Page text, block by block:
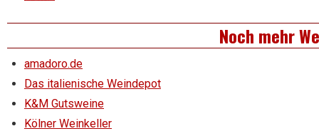
Noch mehr
amadoro.de
Das italienische Weindepot
K&M Gutsweine
Kölner Weinkeller